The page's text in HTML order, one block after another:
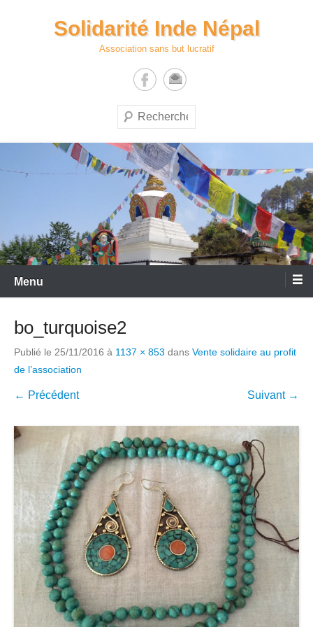
Solidarité Inde Népal
Association sans but lucratif
Recherche
Menu
bo_turquoise2
Publié le 25/11/2016 à 1137 × 853 dans Vente solidaire au profit
de l’association
← Précédent Suivant →